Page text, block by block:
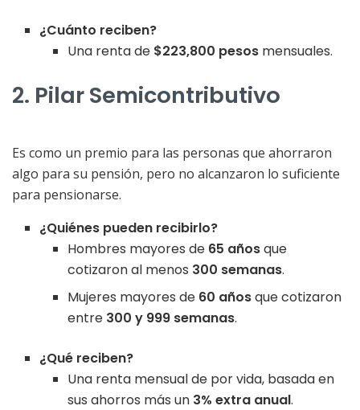
¿Cuánto reciben?
Una renta de $223,800 pesosmensuales.
2. Pilar Semicontributivo
Es como un premio para las personas que ahorraron
algo para su pensión, pero no alcanzaron lo suficiente
para pensionarse.
¿Quiénes pueden recibirlo?
Hombres mayores de 65 añosque
cotizaron al menos 300 semanas.
Mujeres mayores de 60 añosque cotizaron
entre 300 y 999 semanas.
¿Qué reciben?
Una renta mensual de por vida, basada en
sus ahorros más un 3% extra anual.